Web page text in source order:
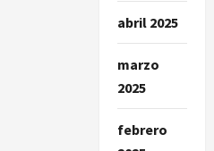
abril 2025
marzo
2025
febrero